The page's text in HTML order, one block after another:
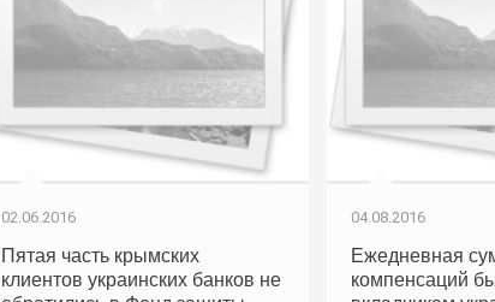
02.06.2016
Пятая часть крымских
клиентов украинских банков не
04.08.2016
Ежедневная
компенсаций